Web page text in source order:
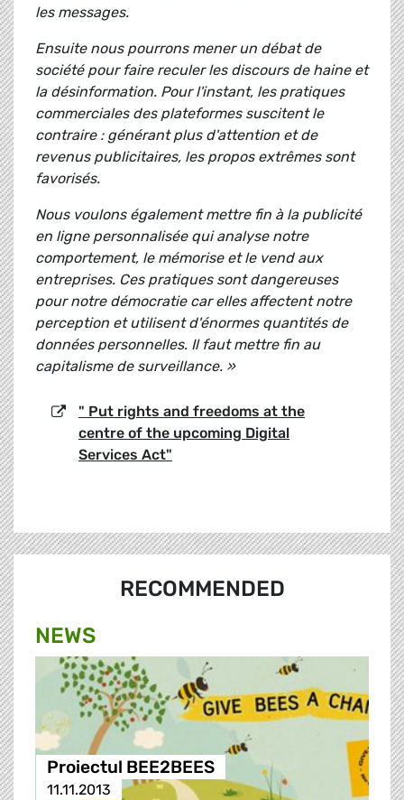
les messages.
Ensuite nous pourrons mener un débat de
société pour faire reculer les discours de haine et
la désinformation. Pour l'instant, les pratiques
commerciales des plateformes suscitent le
contraire : générant plus d'attention et de
revenus publicitaires, les propos extrêmes sont
favorisés.
Nous voulons également mettre fin à la publicité
en ligne personnalisée qui analyse notre
comportement, le mémorise et le vend aux
entreprises. Ces pratiques sont dangereuses
pour notre démocratie car elles affectent notre
perception et utilisent d'énormes quantités de
données personnelles. Il faut mettre fin au
capitalisme de surveillance. »
" Put rights and freedoms at the
centre of the upcoming Digital
Services Act"
RECOMMENDED
NEWS
Proiectul BEE2BEES
11.11.2013